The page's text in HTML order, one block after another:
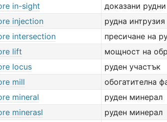
in-sight
доказани
injection
рудна интрузия
intersection
пресичане на
lift
мощност на
locus
руден участък
mill
обогатителна
mineral
руден минерал
minerasl
руден минерал